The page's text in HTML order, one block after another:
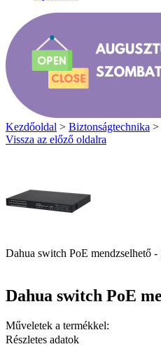
Kezdőoldal > Biztonságtechnika >
Vissza az előző oldalra
Dahua switch PoE mendzselhető
Dahua switch PoE
Műveletek a termékkel:
Részletes adatok